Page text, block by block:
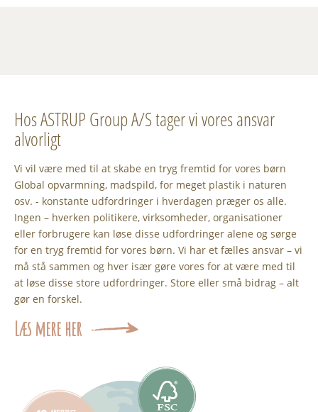
Hos ASTRUP Group A/S tager vi vores ansvar
alvorligt
Vi vil være med til at skabe en tryg fremtid for vores børn
Global opvarmning, madspild, for meget plastik i naturen
osv. - konstante udfordringer i hverdagen præger os alle.
Ingen – hverken politikere, virksomheder, organisationer
eller forbrugere kan løse disse udfordringer alene og sørge
for en tryg fremtid for vores børn. Vi har et fælles ansvar – vi
må stå sammen og hver især gøre vores for at være med til
at løse disse store udfordringer. Store eller små bidrag – alt
gør en forskel.
Læs mere her